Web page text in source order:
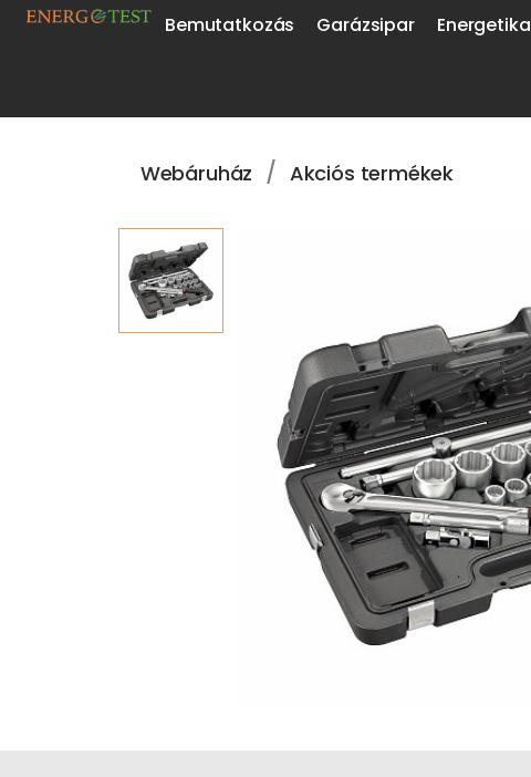
Bemutatkozás Garázsipar Energetika
Webáruház / Akciós termékek